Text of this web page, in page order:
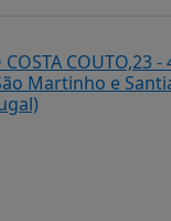
COSTA COUTO,23 -
Martinho e